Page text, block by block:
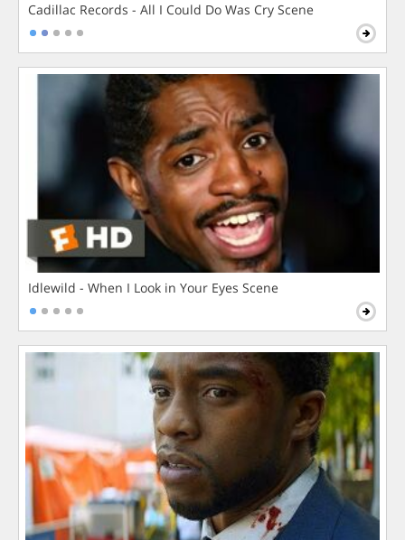
Cadillac Records - All I Could Do Was Cry Scene
Idlewild - When I Look in Your Eyes Scene